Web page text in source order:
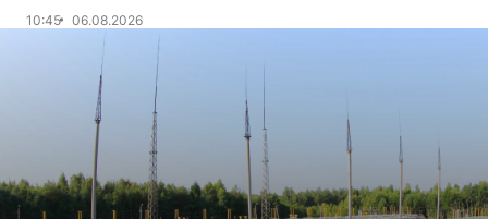
10:45 06.08.2026